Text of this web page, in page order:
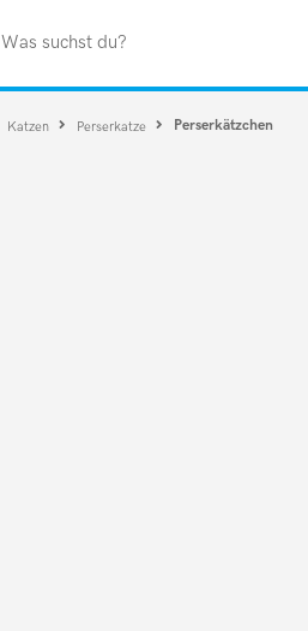
Was suchst du?
Katzen Perserkatze Perserkätzchen